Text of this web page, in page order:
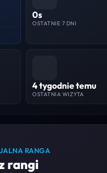
0s
OSTATNIE 7 DNI
4 tygodnie temu
OSTATNIA WIZYTA
RANGA
rangi